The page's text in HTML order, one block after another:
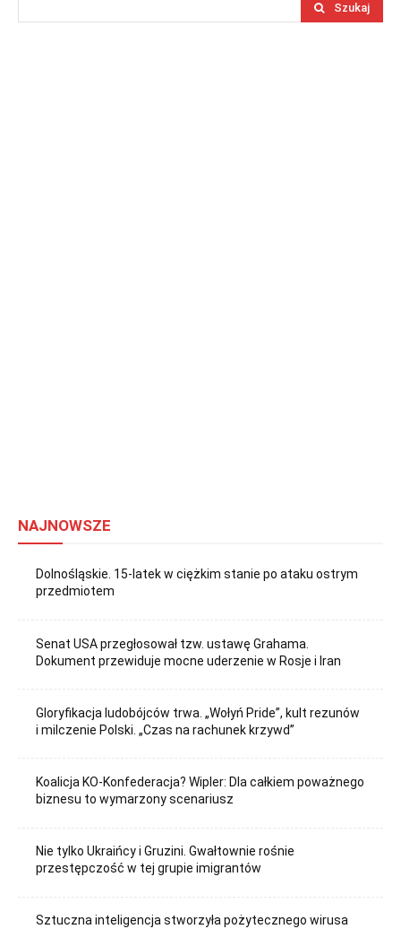
Szukaj
NAJNOWSZE
Dolnośląskie. 15-latek w ciężkim stanie po ataku ostrym
przedmiotem
Senat USA przegłosował tzw. ustawę Grahama.
Dokument przewiduje mocne uderzenie w Rosje i Iran
Gloryfikacja ludobójców trwa. „Wołyń Pride”, kult rezunów
i milczenie Polski. „Czas na rachunek krzywd”
Koalicja KO-Konfederacja? Wipler: Dla całkiem poważnego
biznesu to wymarzony scenariusz
Nie tylko Ukraińcy i Gruzini. Gwałtownie rośnie
przestępczość w tej grupie imigrantów
Sztuczna inteligencja stworzyła pożytecznego wirusa